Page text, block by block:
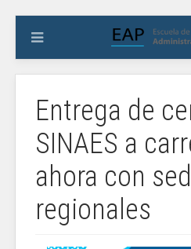
Entrega de
SINAES a
ahora con
regionales